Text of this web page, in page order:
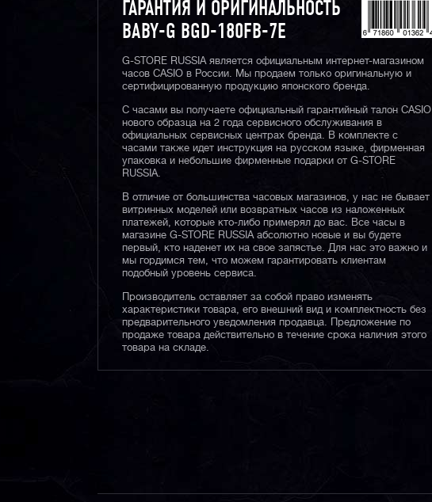
ГАРАНТИЯ И ОРИГИНАЛЬНОСТЬ
BABY-G BGD-180FB-7E
G-STORE RUSSIA является официальным интернет-магазином
часов CASIO в России. Мы продаем только оригинальную и
сертифицированную продукцию японского бренда.
С часами вы получаете официальный гарантийный талон CASIO
нового образца на 2 года сервисного обслуживания в
официальных сервисных центрах бренда. В комплекте с
часами также идет инструкция на русском языке, фирменная
упаковка и небольшие фирменные подарки от G-STORE
RUSSIA.
В отличие от большинства часовых магазинов, у нас не бывает
витринных моделей или возвратных часов из наложенных
платежей, которые кто-либо примерял до вас. Все часы в
магазине G-STORE RUSSIA абсолютно новые и вы будете
первый, кто наденет их на свое запястье. Для нас это важно и
мы гордимся тем, что можем гарантировать клиентам
подобный уровень сервиса.
Производитель оставляет за собой право изменять
характеристики товара, его внешний вид и комплектность без
предварительного уведомления продавца. Предложение по
продаже товара действительно в течение срока наличия этого
товара на складе.